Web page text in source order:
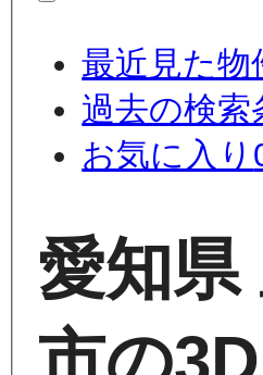
最近見た物
過去の検索
お気に入り
愛知県